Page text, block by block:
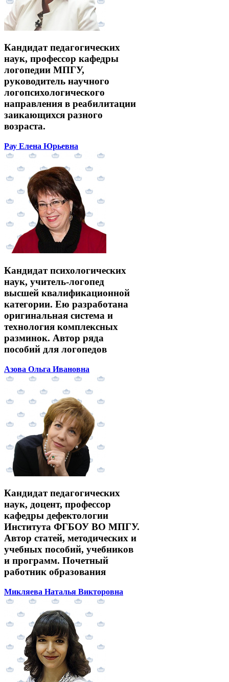
Кандидат педагогических
наук, профессор кафедры
логопедии МПГУ,
руководитель научного
логопсихологического
направления в реабилитации
заикающихся разного
возраста.
Рау Елена Юрьевна
Кандидат психологических
наук, учитель-логопед
высшей квалификационной
категории. Ею разработана
оригинальная система и
технология комплексных
разминок. Автор ряда
пособий для логопедов
Азова Ольга Ивановна
Кандидат педагогических
наук, доцент, профессор
кафедры дефектологии
Института ФГБОУ ВО МПГУ.
Автор статей, методических и
учебных пособий, учебников
и программ. Почетный
работник образования
Микляева Наталья Викторовна